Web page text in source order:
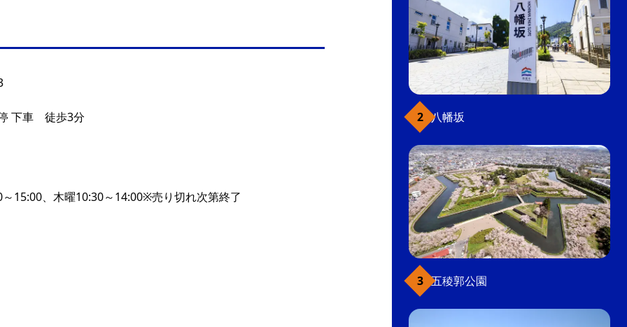
下車 徒歩3分
15:00、木曜10:30～14:00※売り切れ次第終了
八幡坂
五稜郭公園